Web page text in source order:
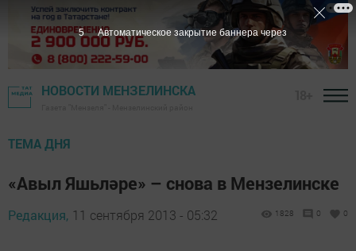
НОВОСТИ МЕНЗЕЛИНСКА
ТЕМА ДНЯ
«Авыл Яшьләре» – снова в Мензелинске
Редакция, 11 сентября 2013 - 05:32 1828 0 0
4 Автоматическое закрытие баннера через